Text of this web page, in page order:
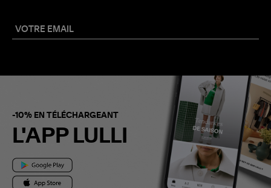
-10% EN TÉLÉCHARGEANT
L'APP LULLI